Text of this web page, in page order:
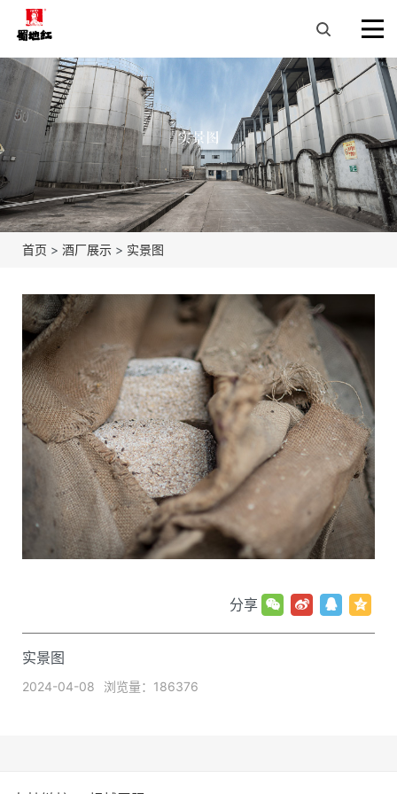
实景图
首页 > 酒厂展示 > 实景图
分享
实景图
2024-04-08 浏览量：186376